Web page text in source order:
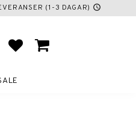
(1-3 DAGAR) schedule
FAVORITES
BASKET